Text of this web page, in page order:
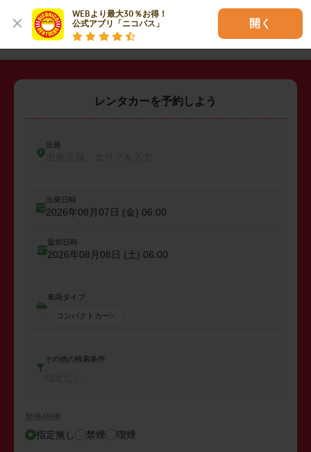
WEBより最大30％お得！
公式アプリ「ニコパス」
開く
・ 野洲市 ・東近江市
レンタカーを予約しよう
出発
出発日時
2026年08月07日 (金) 06:00
返却日時
2026年08月08日 (土) 06:00
車両タイプ
コンパクトカー
その他の検索条件
禁煙/喫煙
指定無し 禁煙 喫煙